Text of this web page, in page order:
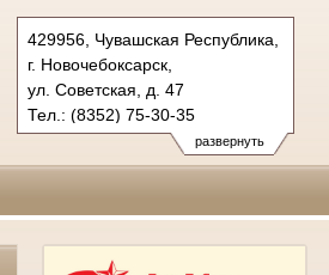
развернуть
429956, Чувашская Республика,
г. Новочебоксарск,
ул. Советская, д. 47
Тел.: (8352) 75-30-35
novocheboksarsky.chv@sudrf.ru